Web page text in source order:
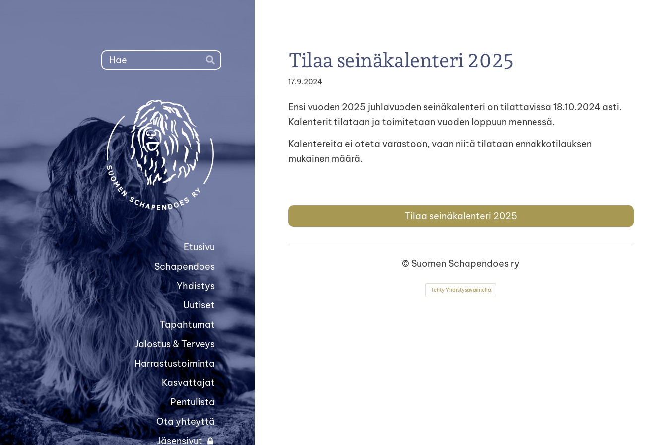
Haku
Hae
Etusivu
Schapendoes
Yhdistys
Uutiset
Tapahtumat
Jalostus & Terveys
Harrastustoiminta
Kasvattajat
Pentulista
Ota yhteyttä
Jäsensivut
Tilaa seinäkalenteri 2025
17.9.2024
Ensi vuoden 2025 juhlavuoden seinäkalenteri on tilattavissa 18.10.2024 asti.
Kalenterit tilataan ja toimitetaan vuoden loppuun mennessä.
Kalentereita ei oteta varastoon, vaan niitä tilataan ennakkotilauksen
mukainen määrä.
Tilaa seinäkalenteri 2025
© Suomen Schapendoes ry
Tehty Yhdistysavaimella